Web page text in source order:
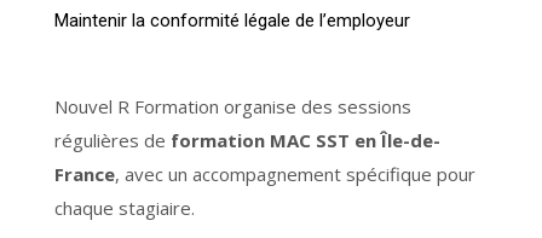
Maintenir la conformité légale de l’employeur
Nouvel R Formation organise des sessions
régulières de formation MAC SST en Île-de-
France, avec un accompagnement spécifique pour
chaque stagiaire.